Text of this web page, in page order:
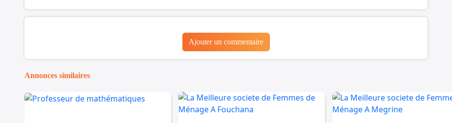
Ajouter un commentaire
Annonces similaires